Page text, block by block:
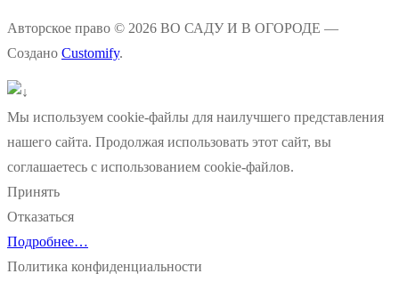
Авторское право © 2026 ВО САДУ И В ОГОРОДЕ —
Создано Customify.
Мы используем cookie-файлы для наилучшего представления
нашего сайта. Продолжая использовать этот сайт, вы
соглашаетесь с использованием cookie-файлов.
Принять
Отказаться
Подробнее…
Политика конфиденциальности